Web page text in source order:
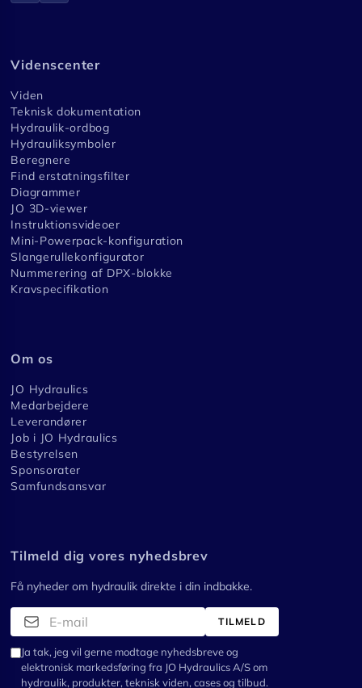
Videnscenter
Viden
Teknisk dokumentation
Hydraulik-ordbog
Hydrauliksymboler
Beregnere
Find erstatningsfilter
Diagrammer
JO 3D-viewer
Instruktionsvideoer
Mini-Powerpack-konfiguration
Slangerullekonfigurator
Nummerering af DPX-blokke
Kravspecifikation
Om os
JO Hydraulics
Medarbejdere
Leverandører
Job i JO Hydraulics
Bestyrelsen
Sponsorater
Samfundsansvar
Tilmeld dig vores nyhedsbrev
Få nyheder om hydraulik direkte i din indbakke.
TILMELD
Ja tak, jeg vil gerne modtage nyhedsbreve og
elektronisk markedsføring fra JO Hydraulics A/S om
hydraulik, produkter, teknisk viden, cases og tilbud.